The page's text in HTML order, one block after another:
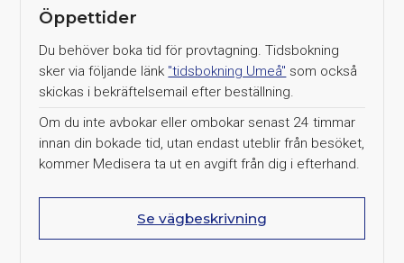
Öppettider
Du behöver boka tid för provtagning. Tidsbokning
sker via följande länk "tidsbokning Umeå" som också
skickas i bekräftelsemail efter beställning.
Om du inte avbokar eller ombokar senast 24 timmar
innan din bokade tid, utan endast uteblir från besöket,
kommer Medisera ta ut en avgift från dig i efterhand.
Se vägbeskrivning